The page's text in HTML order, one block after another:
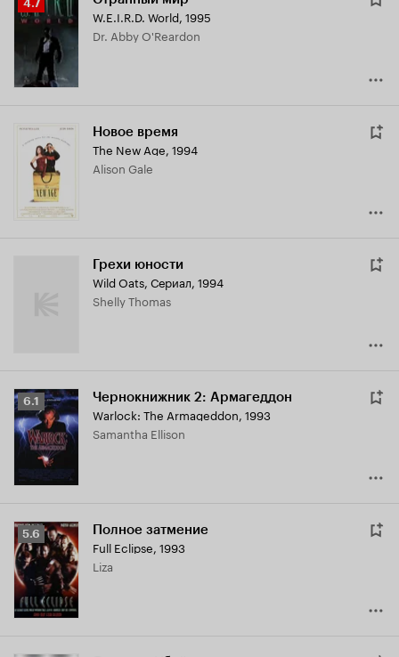
Кинопоиска
4.7
W.E.I.R.D. World, 1995
Dr. Abby O'Reardon
Новое время
The New Age, 1994
Alison Gale
Грехи юности
Wild Oats, Сериал, 1994
Shelly Thomas
Рейтинг
Кинопоиска
6.1
6.1 Чернокнижник 2: Армагеддон
Warlock: The Armageddon, 1993
Samantha Ellison
Рейтинг
Кинопоиска
5.6
5.6 Полное затмение
Full Eclipse, 1993
Liza